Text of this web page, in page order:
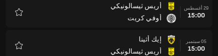
29 أغسطس
15:00
أريس ثيسالونيكي
أوفي كريت
05 سبتمبر
15:00
إيك أثينا
أريس ثيسالونيكي